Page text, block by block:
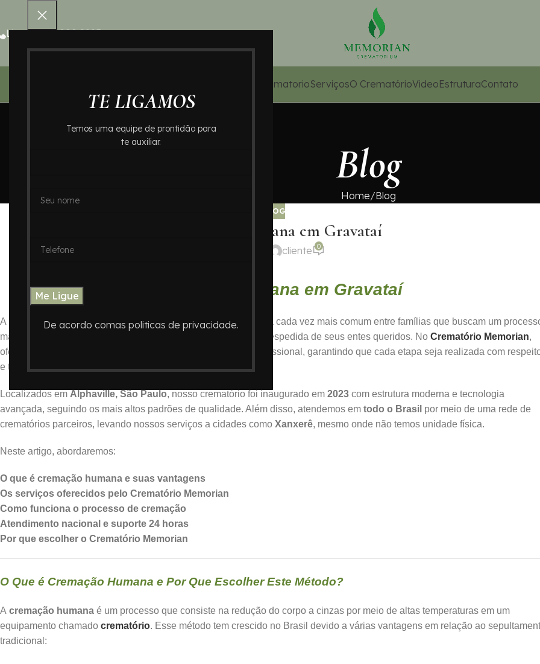
TE LIGAMOS
Temos uma equipe de prontidão para
te auxiliar.
De acordo comas politicas de privacidade.
Ligue 0800 000 8995
Home – CrematorioServiçosO CrematórioVideoEstruturaContato
Blog
Home Blog
BLOG
Cremação Humana em Gravataí
cliente 0
Cremação Humana em Gravataí
A cremação humana em Gravataítem se tornado uma escolha cada vez mais comum entre famílias que buscam um
mais prático, econômico e ambientalmente consciente para a despedida de seus entes queridos. No Crematório Memorian,
oferecemos um serviço completo, humanizado e altamente profissional, garantindo que cada etapa seja realizada com
e transparência.
Localizados em Alphaville, São Paulo, nosso crematório foi inaugurado em 2023 com estrutura moderna e tecnologia
avançada, seguindo os mais altos padrões de qualidade. Além disso, atendemos em todo o Brasil por meio de uma rede de
crematórios parceiros, levando nossos serviços a cidades como Xanxerê, mesmo onde não temos unidade física.
Neste artigo, abordaremos:
O que é cremação humana e suas vantagens
Os serviços oferecidos pelo Crematório Memorian
Como funciona o processo de cremação
Atendimento nacional e suporte 24 horas
Por que escolher o Crematório Memorian
O Que é Cremação Humana e Por Que Escolher Este Método?
A cremação humana é um processo que consiste na redução do corpo a cinzas por meio de altas temperaturas em um
equipamento chamado crematório. Esse método tem crescido no Brasil devido a várias vantagens em relação ao
tradicional: